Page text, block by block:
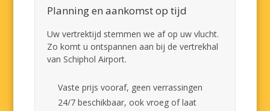
Planning en aankomst op tijd
Uw vertrektijd stemmen we af op uw vlucht.
Zo komt u ontspannen aan bij de vertrekhal
van Schiphol Airport.
Vaste prijs vooraf, geen verrassingen
24/7 beschikbaar, ook vroeg of laat